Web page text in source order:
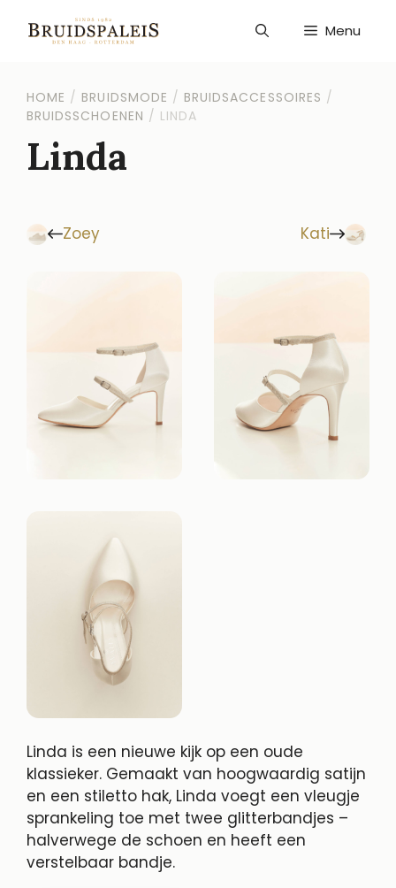
naar
Menu
HOME / BRUIDSMODE / BRUIDSACCESSOIRES /
BRUIDSSCHOENEN / LINDA
Linda
Zoey Kati
Linda is een nieuwe kijk op een oude
klassieker. Gemaakt van hoogwaardig satijn
en een stiletto hak, Linda voegt een vleugje
sprankeling toe met twee glitterbandjes –
halverwege de schoen en heeft een
verstelbaar bandje.